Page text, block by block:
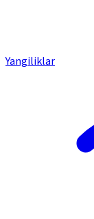
Yangiliklar